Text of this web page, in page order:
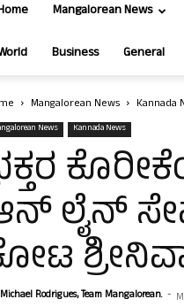
Mangalorean News
Business General
Mangalorean News Kannada
News Kannada News
ಲೈನ್
Michael Rodrigues, Team Mangalorean. -